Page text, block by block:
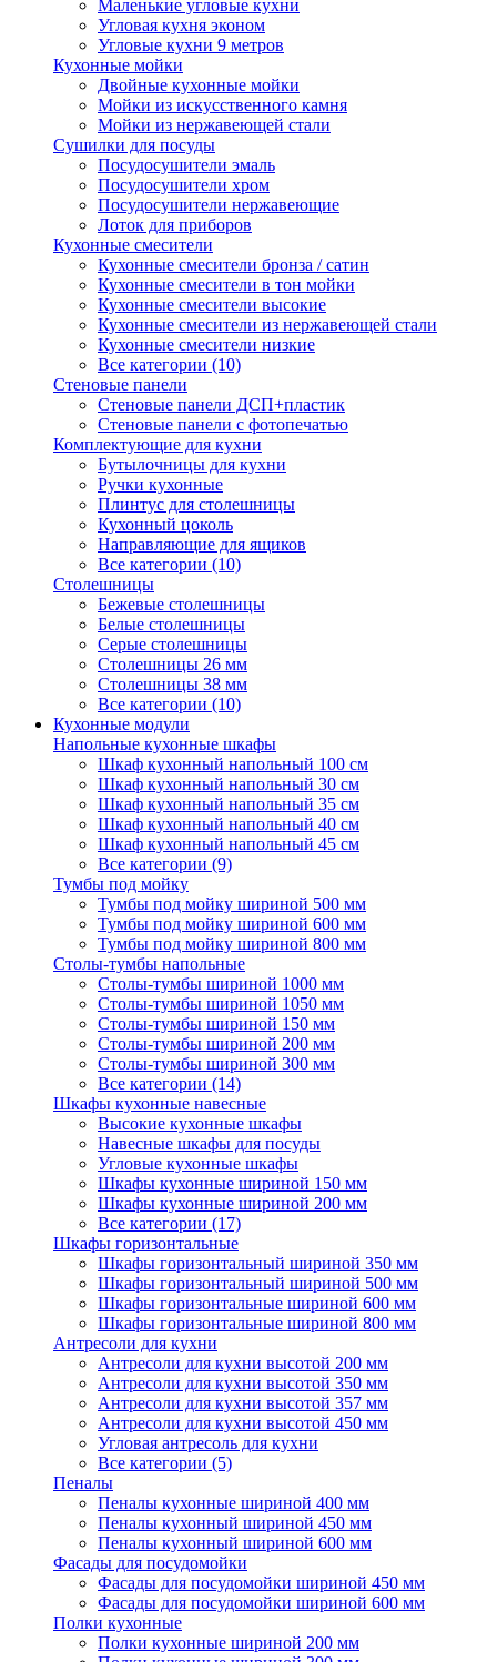
Маленькие угловые кухни
Угловая кухня эконом
Угловые кухни 9 метров
Кухонные мойки
Двойные кухонные мойки
Мойки из искусственного камня
Мойки из нержавеющей стали
Сушилки для посуды
Посудосушители эмаль
Посудосушители хром
Посудосушители нержавеющие
Лоток для приборов
Кухонные смесители
Кухонные смесители бронза / сатин
Кухонные смесители в тон мойки
Кухонные смесители высокие
Кухонные смесители из нержавеющей стали
Кухонные смесители низкие
Все категории (10)
Стеновые панели
Стеновые панели ДСП+пластик
Стеновые панели с фотопечатью
Комплектующие для кухни
Бутылочницы для кухни
Ручки кухонные
Плинтус для столешницы
Кухонный цоколь
Направляющие для ящиков
Все категории (10)
Столешницы
Бежевые столешницы
Белые столешницы
Серые столешницы
Столешницы 26 мм
Столешницы 38 мм
Все категории (10)
Кухонные модули
Напольные кухонные шкафы
Шкаф кухонный напольный 100 см
Шкаф кухонный напольный 30 см
Шкаф кухонный напольный 35 см
Шкаф кухонный напольный 40 см
Шкаф кухонный напольный 45 см
Все категории (9)
Тумбы под мойку
Тумбы под мойку шириной 500 мм
Тумбы под мойку шириной 600 мм
Тумбы под мойку шириной 800 мм
Столы-тумбы напольные
Столы-тумбы шириной 1000 мм
Столы-тумбы шириной 1050 мм
Столы-тумбы шириной 150 мм
Столы-тумбы шириной 200 мм
Столы-тумбы шириной 300 мм
Все категории (14)
Шкафы кухонные навесные
Высокие кухонные шкафы
Навесные шкафы для посуды
Угловые кухонные шкафы
Шкафы кухонные шириной 150 мм
Шкафы кухонные шириной 200 мм
Все категории (17)
Шкафы горизонтальные
Шкафы горизонтальный шириной 350 мм
Шкафы горизонтальный шириной 500 мм
Шкафы горизонтальные шириной 600 мм
Шкафы горизонтальные шириной 800 мм
Антресоли для кухни
Антресоли для кухни высотой 200 мм
Антресоли для кухни высотой 350 мм
Антресоли для кухни высотой 357 мм
Антресоли для кухни высотой 450 мм
Угловая антресоль для кухни
Все категории (5)
Пеналы
Пеналы кухонные шириной 400 мм
Пеналы кухонный шириной 450 мм
Пеналы кухонный шириной 600 мм
Фасады для посудомойки
Фасады для посудомойки шириной 450 мм
Фасады для посудомойки шириной 600 мм
Полки кухонные
Полки кухонные шириной 200 мм